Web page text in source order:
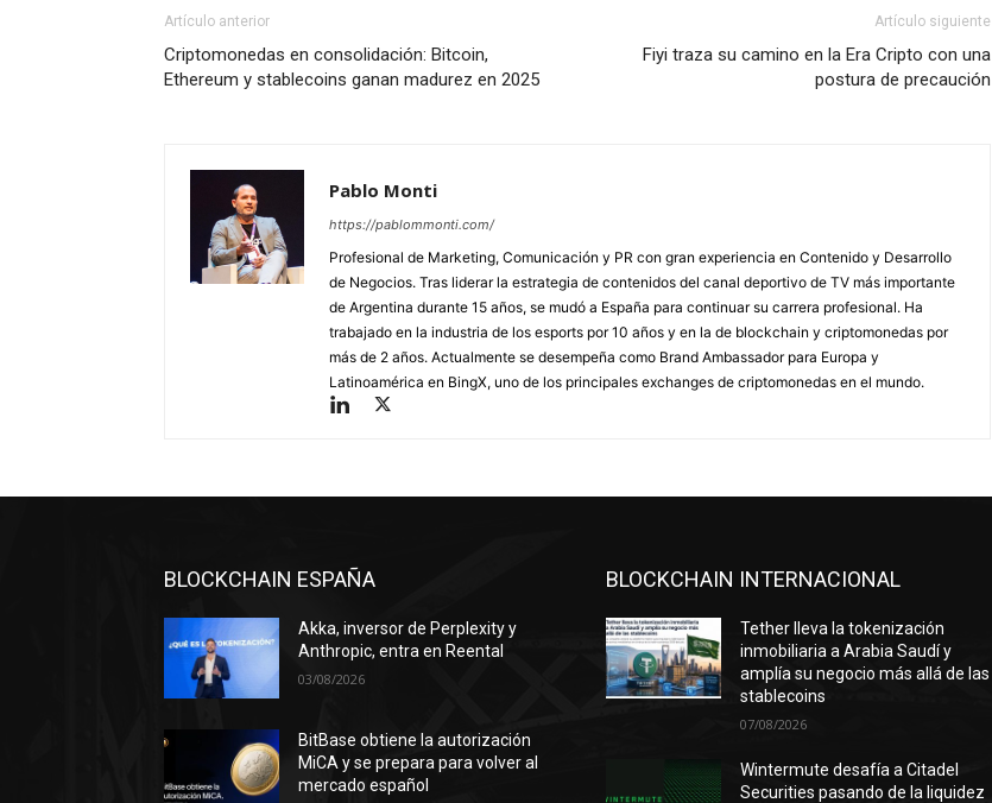
Artículo anterior
Criptomonedas en consolidación: Bitcoin,
Ethereum y stablecoins ganan madurez en 2025
Artículo siguiente
Fiyi traza su camino en la Era Cripto con una
postura de precaución
Pablo Monti
https://pablommonti.com/
Profesional de Marketing, Comunicación y PR con gran experiencia en Contenido y Desarrollo
de Negocios. Tras liderar la estrategia de contenidos del canal deportivo de TV más importante
de Argentina durante 15 años, se mudó a España para continuar su carrera profesional. Ha
trabajado en la industria de los esports por 10 años y en la de blockchain y criptomonedas por
más de 2 años. Actualmente se desempeña como Brand Ambassador para Europa y
Latinoamérica en BingX, uno de los principales exchanges de criptomonedas en el mundo.
BLOCKCHAIN ESPAÑA
Akka, inversor de Perplexity y
Anthropic, entra en Reental
03/08/2026
BitBase obtiene la autorización
MiCA y se prepara para volver al
mercado español
BLOCKCHAIN INTERNACIONAL
Tether lleva la tokenización
inmobiliaria a Arabia Saudí y
amplía su negocio más allá de las
stablecoins
07/08/2026
Wintermute desafía a Citadel
Securities pasando de la liquidez